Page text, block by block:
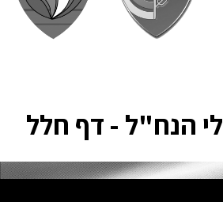
הנח"ל - דף חלל